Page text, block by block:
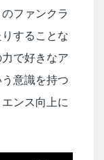
ファンクラ
することな
で好きなア
意識を持つ
ンス向上に